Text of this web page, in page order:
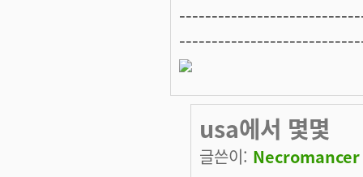
usa에서 몇몇
글쓴이: Necromancer